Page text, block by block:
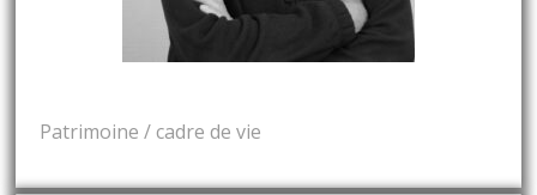
Patrimoine / cadre de vie